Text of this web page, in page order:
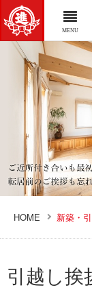
MENU
HOME 新築・
引越し挨